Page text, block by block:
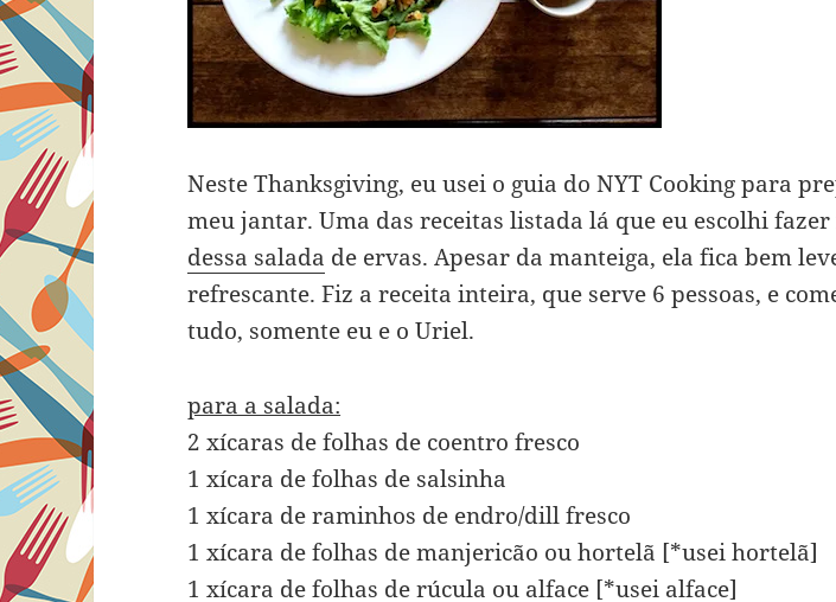
Neste Thanksgiving, eu usei o guia do NYT Cooking para
meu jantar. Uma das receitas listada lá que eu escolhi
dessa salada de ervas. Apesar da manteiga, ela fica bem
refrescante. Fiz a receita inteira, que serve 6 pessoas, e
tudo, somente eu e o Uriel.
para a salada:
2 xícaras de folhas de coentro fresco
1 xícara de folhas de salsinha
1 xícara de raminhos de endro/dill fresco
1 xícara de folhas de manjericão ou hortelã [*usei hortelã]
1 xícara de folhas de rúcula ou alface [*usei alface]